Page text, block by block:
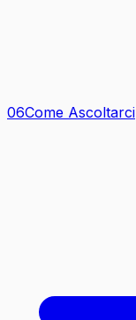
06Come Ascoltarci